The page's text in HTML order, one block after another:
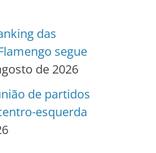
das
segue
de 2026
de partidos
esquerda